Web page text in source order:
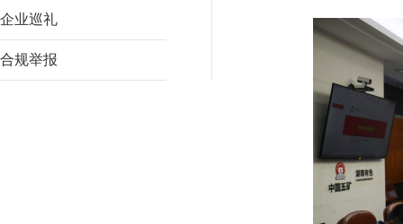
企业巡礼
合规举报